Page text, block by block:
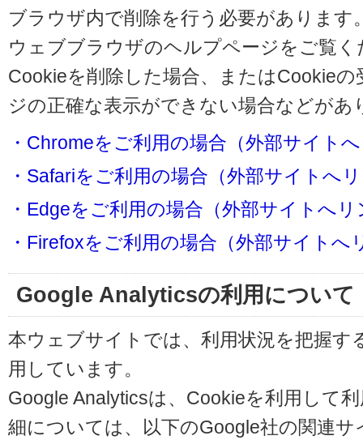
ブラウザ内で削除を行う必要があります
ウェブブラウザのヘルプページをご覧く
Cookieを削除した場合、またはCookie
ジの正確な表示ができない場合などが
・Chromeをご利用の場合（外部サイト
・Safariをご利用の場合（外部サイトへ
・Edgeをご利用の場合（外部サイトへリ
・Firefoxをご利用の場合（外部サイトへ
Google Analyticsの利用について
本ウェブサイトでは、利用状況を把握す
用しています。
Google Analyticsは、Cookieを利用して
細については、以下のGoogle社の関連